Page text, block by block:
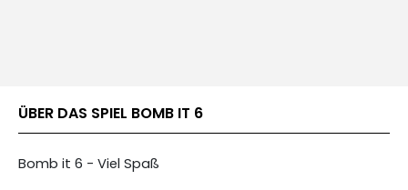
ÜBER DAS SPIEL BOMB IT 6
Bomb it 6 - Viel Spaß